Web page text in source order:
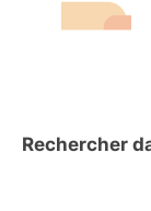
Rechercher